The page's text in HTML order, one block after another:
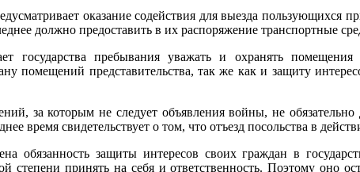
оказание содействия для выезда
должно предоставить в их распоряжение транспортные
государства пребывания уважать и охранять
помещений представительства, так же как и защиту
за которым не следует объявления войны, не
время свидетельствует о том, что отъезд посольства в
обязанность защиты интересов своих граждан в
степени принять на себя и ответственность. Поэтому оно